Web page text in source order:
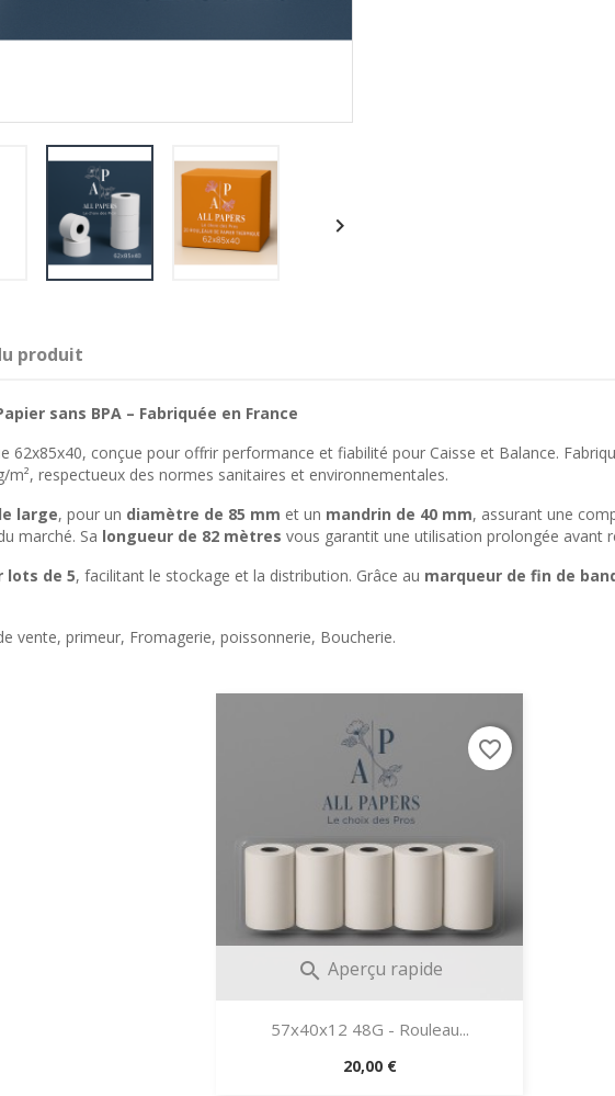

produit
sans BPA – Fabriquée en France
62x85x40, conçue pour offrir performance et fiabilité pour Caisse et Balance.
m², respectueux des normes sanitaires et environnementales.
large, pour un diamètre de 85 mm et un mandrin de 40 mm, assurant une
marché. Sa longueur de 82 mètres vous garantit une utilisation prolongée avant
lots de 5, facilitant le stockage et la distribution. Grâce au marqueur de fin de
vente, primeur, Fromagerie, poissonnerie, Boucherie.
 Aperçu rapide
57x40x12 48G - Rouleau...
Prix
20,00 €
favorite_border